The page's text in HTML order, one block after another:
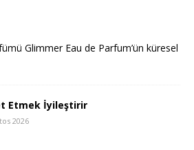
Glimmer Eau de Parfum’ün küresel
Etmek İyileştirir
2026